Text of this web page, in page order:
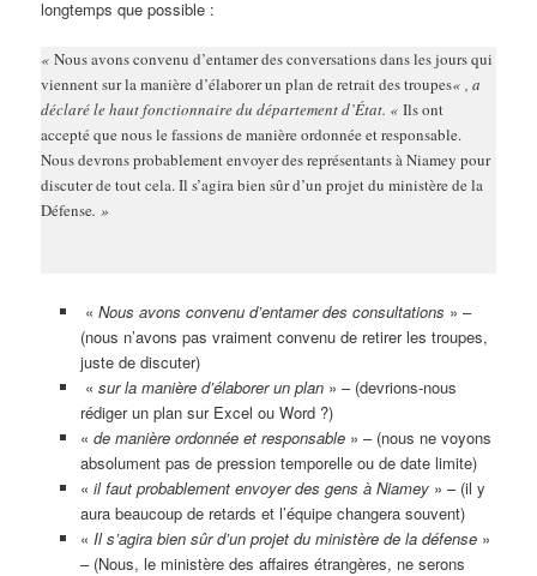
longtemps que possible :
«Nous avons convenu d’entamer des conversations dans les jours qui
viennent sur la manière d’élaborer un plan de retrait des troupes« , a
déclaré le haut fonctionnaire du département d’État. «Ils ont
accepté que nous le fassions de manière ordonnée et responsable.
Nous devrons probablement envoyer des représentants à Niamey pour
discuter de tout cela. Il s’agira bien sûr d’un projet du ministère de la
Défense. »
« Nous avons convenu d’entamer des consultations » –
(nous n’avons pas vraiment convenu de retirer les troupes,
juste de discuter)
« sur la manière d’élaborer un plan» – (devrions-nous
rédiger un plan sur Excel ou Word ?)
« de manière ordonnée et responsable» – (nous ne voyons
absolument pas de pression temporelle ou de date limite)
« il faut probablement envoyer des gens à Niamey» – (il y
aura beaucoup de retards et l’équipe changera souvent)
« Il s’agira bien sûr d’un projet du ministère de la défense»
– (Nous, le ministère des affaires étrangères, ne serons